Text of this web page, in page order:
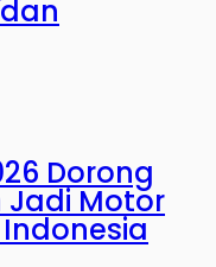
Dorong
Jadi Motor